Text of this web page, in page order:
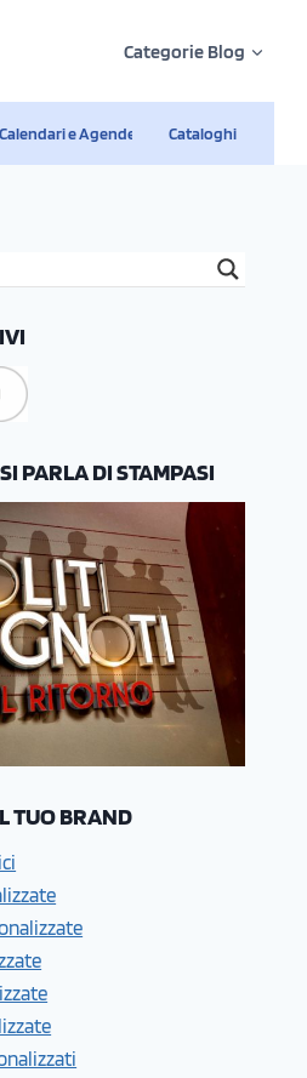
Categorie Blog
Calendari e Agende Cataloghi
PARLA DI STAMPASI
TUO BRAND